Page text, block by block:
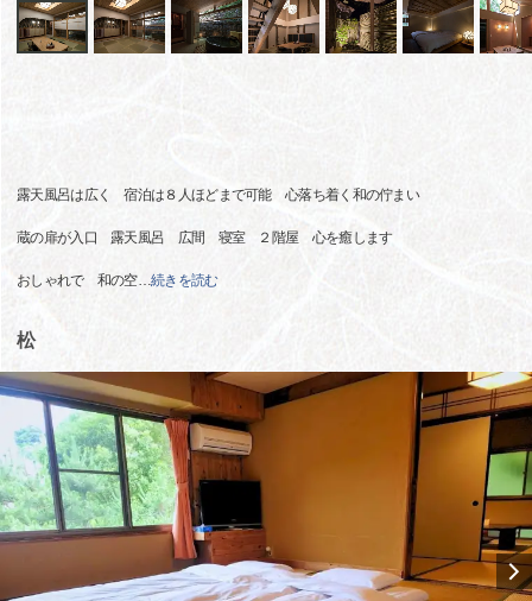
露天風呂は広く 宿泊は８人ほどまで可能 心落ち着く和の佇まい
蔵の扉が入口 露天風呂 広間 寝室 ２階屋 心を癒します
おしゃれで 和の空…続きを読む
松